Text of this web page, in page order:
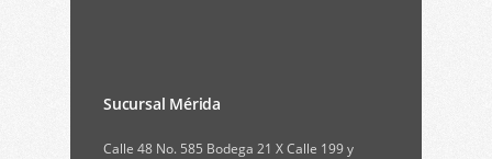
Sucursal Mérida
Calle 48 No. 585 Bodega 21 X Calle 199 y